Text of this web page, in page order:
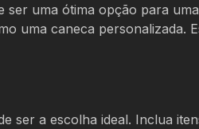
ser uma ótima opção para
uma caneca personalizada.
ser a escolha ideal. Inclua